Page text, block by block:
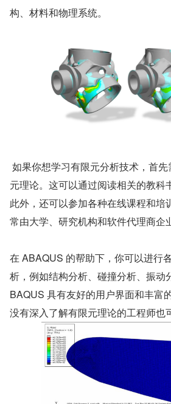
构、材料和物理系统。
如果你想学习有限元分析技术，首
元理论。这可以通过阅读相关的教科
此外，还可以参加各种在线课程和培
常由大学、研究机构和软件代理商企
在 ABAQUS 的帮助下，你可以进行
析，例如结构分析、碰撞分析、振动
BAQUS 具有友好的用户界面和丰富
没有深入了解有限元理论的工程师也